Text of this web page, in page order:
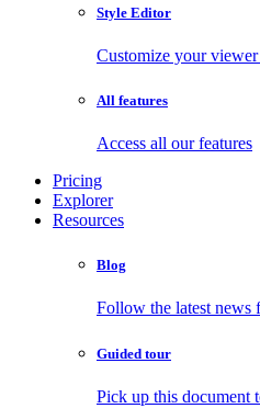
Style Editor
Customize your
All features
Access all our features
Pricing
Explorer
Resources
Blog
Follow the latest news
Guided tour
Pick up this document